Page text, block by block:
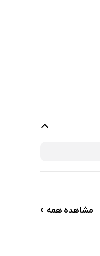
مشاهده همه ›